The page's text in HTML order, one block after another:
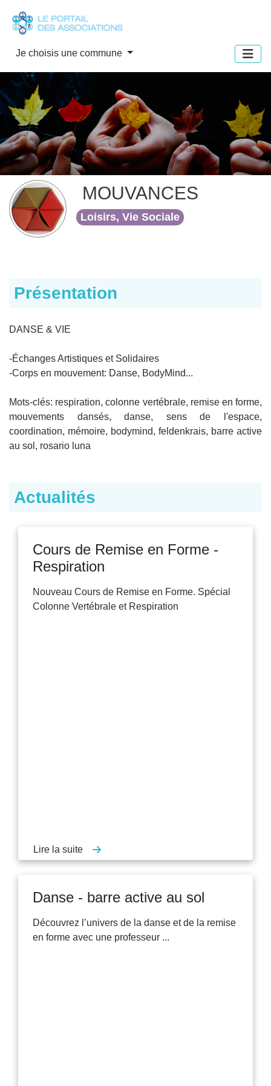
Je choisis une commune
MOUVANCES
Loisirs, Vie Sociale
Présentation
DANSE & VIE
-Échanges Artistiques et Solidaires
-Corps en mouvement: Danse, BodyMind...
Mots-clés: respiration, colonne vertébrale, remise en forme,
mouvements dansés, danse, sens de l'espace,
coordination, mémoire, bodymind, feldenkrais, barre active
au sol, rosario luna
Actualités
Cours de Remise en Forme -
Respiration
Nouveau Cours de Remise en Forme. Spécial
Colonne Vertébrale et Respiration
Lire la suite
Danse - barre active au sol
Découvrez l’univers de la danse et de la remise
en forme avec une professeur ...